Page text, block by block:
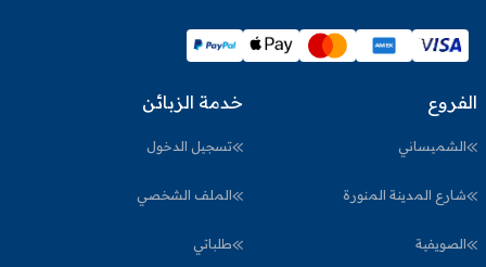
الفروع
الشميساني
شارع المدينة المنورة
الصويفية
خدمة الزبائن
تسجيل الدخول
الملف الشخصي
طلباتي